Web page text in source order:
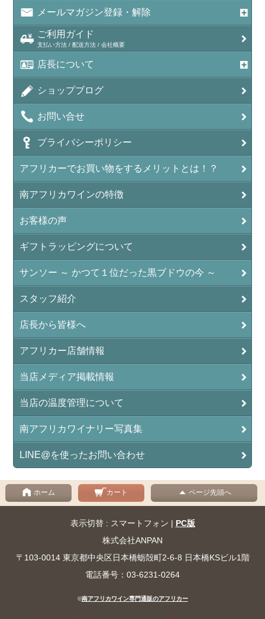
メールマガジン登録・解除
ご利用ガイド
支払い方法 / 配送方法 / 会社概要
店長について
ショップブログ
お問い合せ
プライバシーポリシー
アフリカーでお買い物をするメリットとは！？
南アフリカワインの特徴
お客様の声
ギフトラッピングについて
サンソー ～ かつて１位だった黒ブドウの今 ～
スタッフ紹介
店長から皆様へ
アフリカー店舗情報
当店メディア掲載情報
当店の温度管理について
南アフリカワイナリー写真集
LINE@を使ったお問い合わせ
ホーム カート ページ先頭へ
表示切替 : スマートフォン | PC版
株式会社ANPAN
〒103-0014 東京都中央区日本橋蛎殻町2-6-8 日本橋KSビル1階
電話番号：03-6231-0264
©南アフリカワイン専門通販のアフリカー